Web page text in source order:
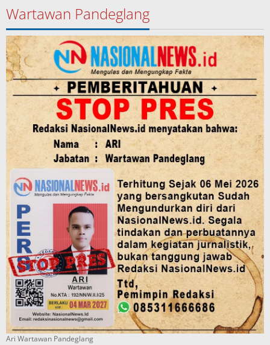
Wartawan Pandeglang
Ari Wartawan Pandeglang